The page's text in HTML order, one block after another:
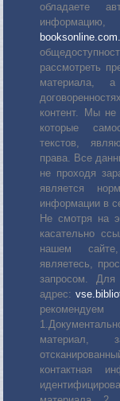
обладаете
рассмотреть
материала,
контент. Мы не
которые
текстов,
права. Все
не проходя
является
информации в
Не смотря на
касательно
нашем
являетесь,
запросом. Для
адрес:
материал,
контактная